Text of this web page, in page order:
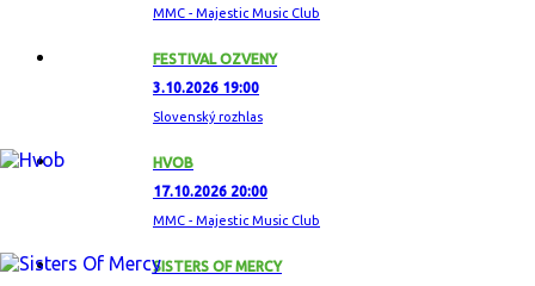
MMC - Majestic Music Club
FESTIVAL OZVENY
3.10.2026 19:00
Slovenský rozhlas
HVOB
17.10.2026 20:00
MMC - Majestic Music Club
SISTERS OF MERCY